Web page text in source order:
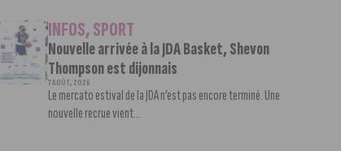
INFOS,SPORT
Nouvelle arrivée à la JDA Basket, Shevon
Thompson est dijonnais
7 AOÛT, 2026
Le mercato estival de la JDA n’est pas encore terminé. Une
nouvelle recrue vient...